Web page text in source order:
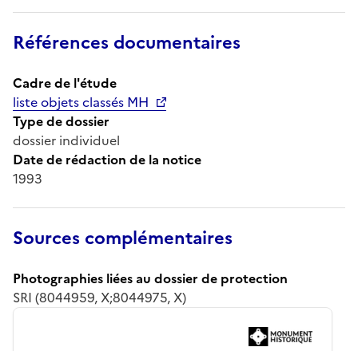
Références documentaires
Cadre de l'étude
liste objets classés MH
Type de dossier
dossier individuel
Date de rédaction de la notice
1993
Sources complémentaires
Photographies liées au dossier de protection
SRI (8044959, X;8044975, X)